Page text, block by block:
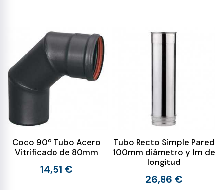
Codo 90º Tubo Acero
Vitrificado de 80mm
14,51 €
Tubo Recto Simple Pared
100mm diámetro y 1m de
longitud
26,86 €